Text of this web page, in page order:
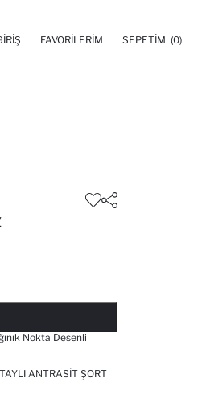
FAVORILERIM SEPETIM (0)
Nokta Desenli
ANTRASIT ŞORT